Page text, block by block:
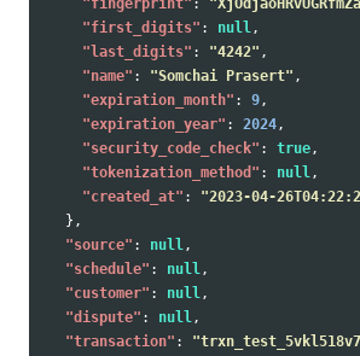
"fingerprint" :
"first_digits" : null,
"last_digits" : "4242" ,
"name" : "Somchai Prasert" ,
"expiration_month" : 9,
"expiration_year" : 2024,
"security_code_check" : true,
"tokenization_method" : null,
"created_at" :
"2023-04-
},
"source" : null,
"schedule" : null,
"customer" : null,
"dispute" : null,
"transaction" :